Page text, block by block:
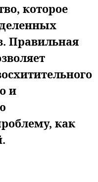
которое
Правильная
и
как